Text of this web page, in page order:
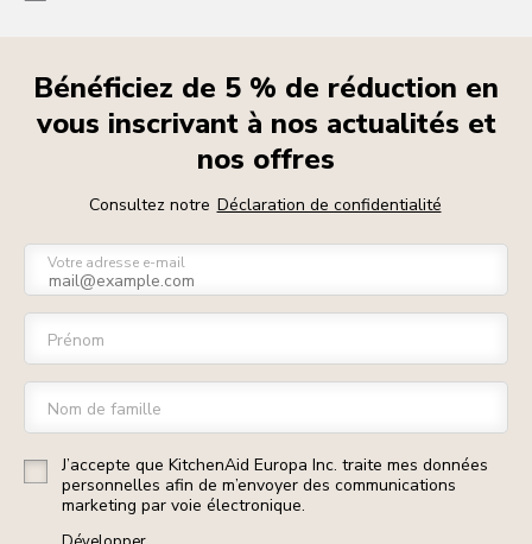
Bénéficiez de 5 % de réduction en
vous inscrivant à nos actualités et
nos offres
Consultez notre Déclaration de confidentialité
Votre adresse e-mail
Prénom
Nom de famille
J’accepte que KitchenAid Europa Inc. traite mes données
personnelles afin de m’envoyer des communications
marketing par voie électronique.